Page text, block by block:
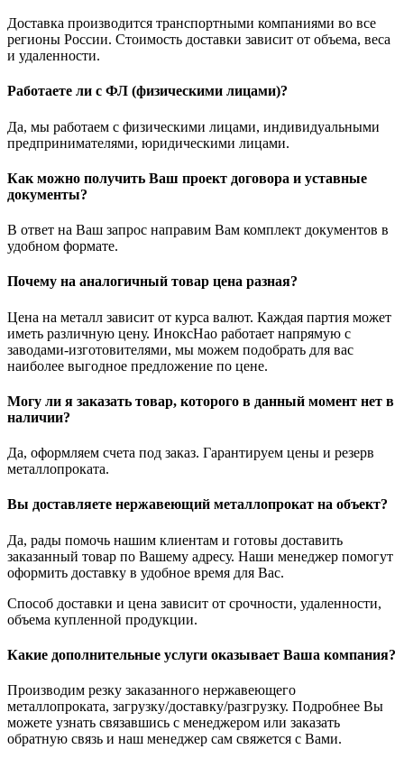
Доставка производится транспортными компаниями во все
регионы России. Стоимость доставки зависит от объема, веса
и удаленности.
Работаете ли с ФЛ (физическими лицами)?
Да, мы работаем с физическими лицами, индивидуальными
предпринимателями, юридическими лицами.
Как можно получить Ваш проект договора и уставные
документы?
В ответ на Ваш запрос направим Вам комплект документов в
удобном формате.
Почему на аналогичный товар цена разная?
Цена на металл зависит от курса валют. Каждая партия может
иметь различную цену. ИноксНао работает напрямую с
заводами-изготовителями, мы можем подобрать для вас
наиболее выгодное предложение по цене.
Могу ли я заказать товар, которого в данный момент нет в
наличии?
Да, оформляем счета под заказ. Гарантируем цены и резерв
металлопроката.
Вы доставляете нержавеющий металлопрокат на объект?
Да, рады помочь нашим клиентам и готовы доставить
заказанный товар по Вашему адресу. Наши менеджер помогут
оформить доставку в удобное время для Вас.
Способ доставки и цена зависит от срочности, удаленности,
объема купленной продукции.
Какие дополнительные услуги оказывает Ваша компания?
Производим резку заказанного нержавеющего
металлопроката, загрузку/доставку/разгрузку. Подробнее Вы
можете узнать связавшись с менеджером или заказать
обратную связь и наш менеджер сам свяжется с Вами.